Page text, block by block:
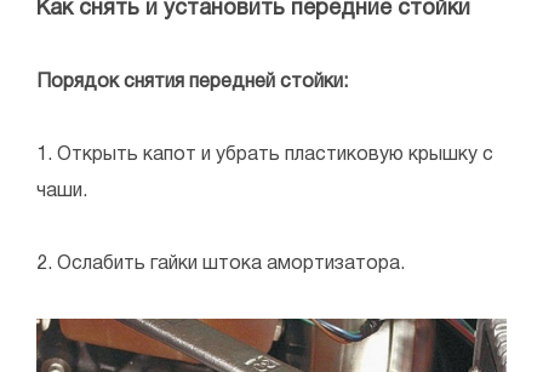
Как снять и установить передние стойки
Порядок снятия передней стойки:
1. Открыть капот и убрать пластиковую крышку с
чаши.
2. Ослабить гайки штока амортизатора.